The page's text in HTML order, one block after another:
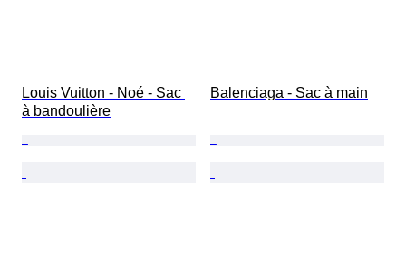
Louis Vuitton - Noé - Sac
à bandoulière
Balenciaga - Sac à main